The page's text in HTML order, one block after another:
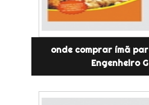
onde comprar ímã
Engenheiro